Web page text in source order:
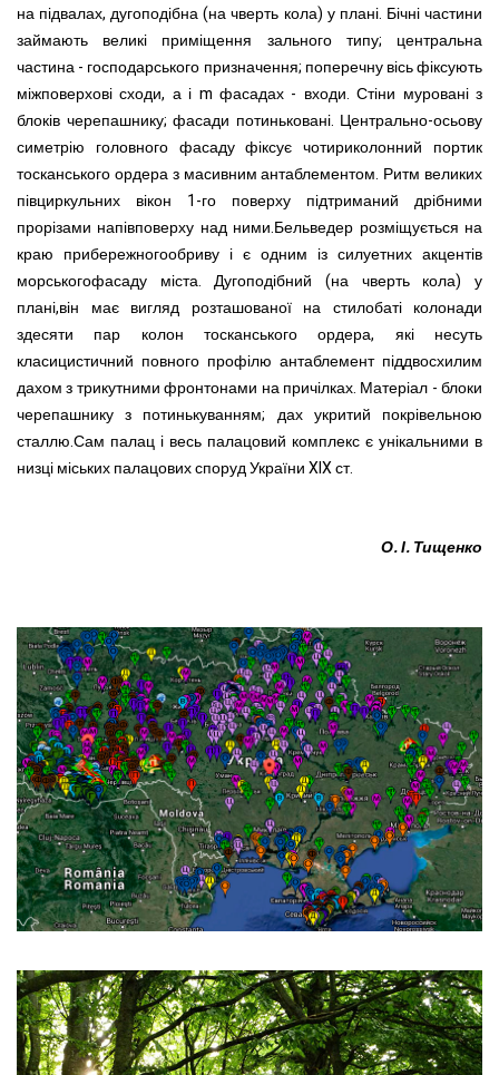
на підвалах, дугоподібна (на чверть кола) у плані. Бічні частини
займають великі приміщення зального типу; центральна
частина - господарського призначення; поперечну вісь фіксують
міжповерхові сходи, а і m фасадах - входи. Стіни муровані з
блоків черепашнику; фасади потиньковані. Центрально-осьову
симетрію головного фасаду фіксує чотириколонний портик
тосканського ордера з масивним антаблементом. Ритм великих
півциркульних вікон 1-го поверху підтриманий дрібними
прорізами напівповерху над ними.Бельведер розміщується на
краю прибережногообриву і є одним із силуетних акцентів
морськогофасаду міста. Дугоподібний (на чверть кола) у
плані,він має вигляд розташованої на стилобаті колонади
здесяти пар колон тосканського ордера, які несуть
класицистичний повного профілю антаблемент піддвосхилим
дахом з трикутними фронтонами на причілках. Матеріал - блоки
черепашнику з потинькуванням; дах укритий покрівельною
сталлю.Сам палац і весь палацовий комплекс є унікальними в
низці міських палацових споруд України XIX ст.
О. І. Тищенко